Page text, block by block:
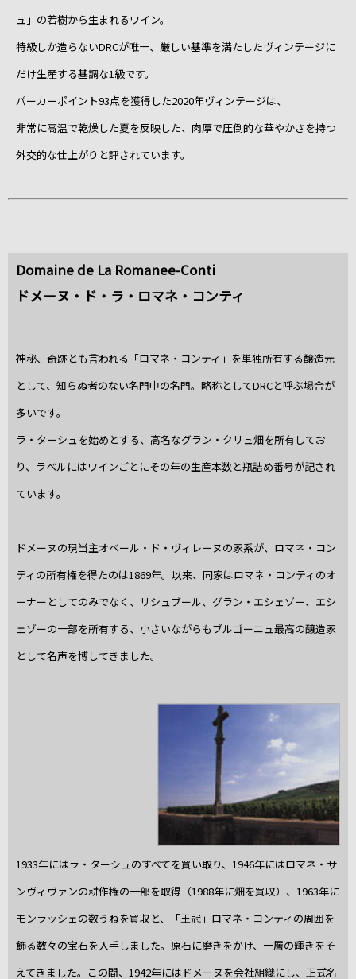
ュ」の若樹から生まれるワイン。
特級しか造らないDRCが唯一、厳しい基準を満たしたヴィンテージに
だけ生産する基調な1級です。
パーカーポイント93点を獲得した2020年ヴィンテージは、
非常に高温で乾燥した夏を反映した、肉厚で圧倒的な華やかさを持つ
外交的な仕上がりと評されています。
Domaine de La Romanee-Conti
ドメーヌ・ド・ラ・ロマネ・コンティ
神秘、奇跡とも言われる「ロマネ・コンティ」を単独所有する醸造元
として、知らぬ者のない名門中の名門。略称としてDRCと呼ぶ場合が
多いです。
ラ・ターシュを始めとする、高名なグラン・クリュ畑を所有してお
り、ラベルにはワインごとにその年の生産本数と瓶詰め番号が記され
ています。
ドメーヌの現当主オベール・ド・ヴィレーヌの家系が、ロマネ・コン
ティの所有権を得たのは1869年。以来、同家はロマネ・コンティのオ
ーナーとしてのみでなく、リシュブール、グラン・エシェゾー、エシ
ェゾーの一部を所有する、小さいながらもブルゴーニュ最高の醸造家
として名声を博してきました。
1933年にはラ・ターシュのすべてを買い取り、1946年にはロマネ・サ
ンヴィヴァンの耕作権の一部を取得（1988年に畑を買収）、1963年に
モンラッシェの数うねを買収と、「王冠」ロマネ・コンティの周囲を
飾る数々の宝石を入手しました。原石に磨きをかけ、一層の輝きをそ
えてきました。この間、1942年にはドメーヌを会社組織にし、正式名